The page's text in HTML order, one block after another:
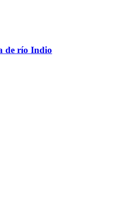
de río Indio